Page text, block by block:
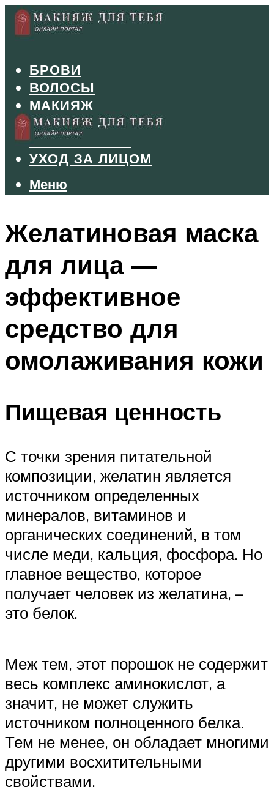
БРОВИ
ВОЛОСЫ
МАКИЯЖ
МАНИКЮР
ТУШЬ И ТЕНИ
УХОД ЗА ЛИЦОМ
Меню
Меню
Желатиновая маска
для лица —
эффективное
средство для
омолаживания кожи
Пищевая ценность
С точки зрения питательной
композиции, желатин является
источником определенных
минералов, витаминов и
органических соединений, в том
числе меди, кальция, фосфора. Но
главное вещество, которое
получает человек из желатина, –
это белок.
Меж тем, этот порошок не содержит
весь комплекс аминокислот, а
значит, не может служить
источником полноценного белка.
Тем не менее, он обладает многими
другими восхитительными
свойствами.